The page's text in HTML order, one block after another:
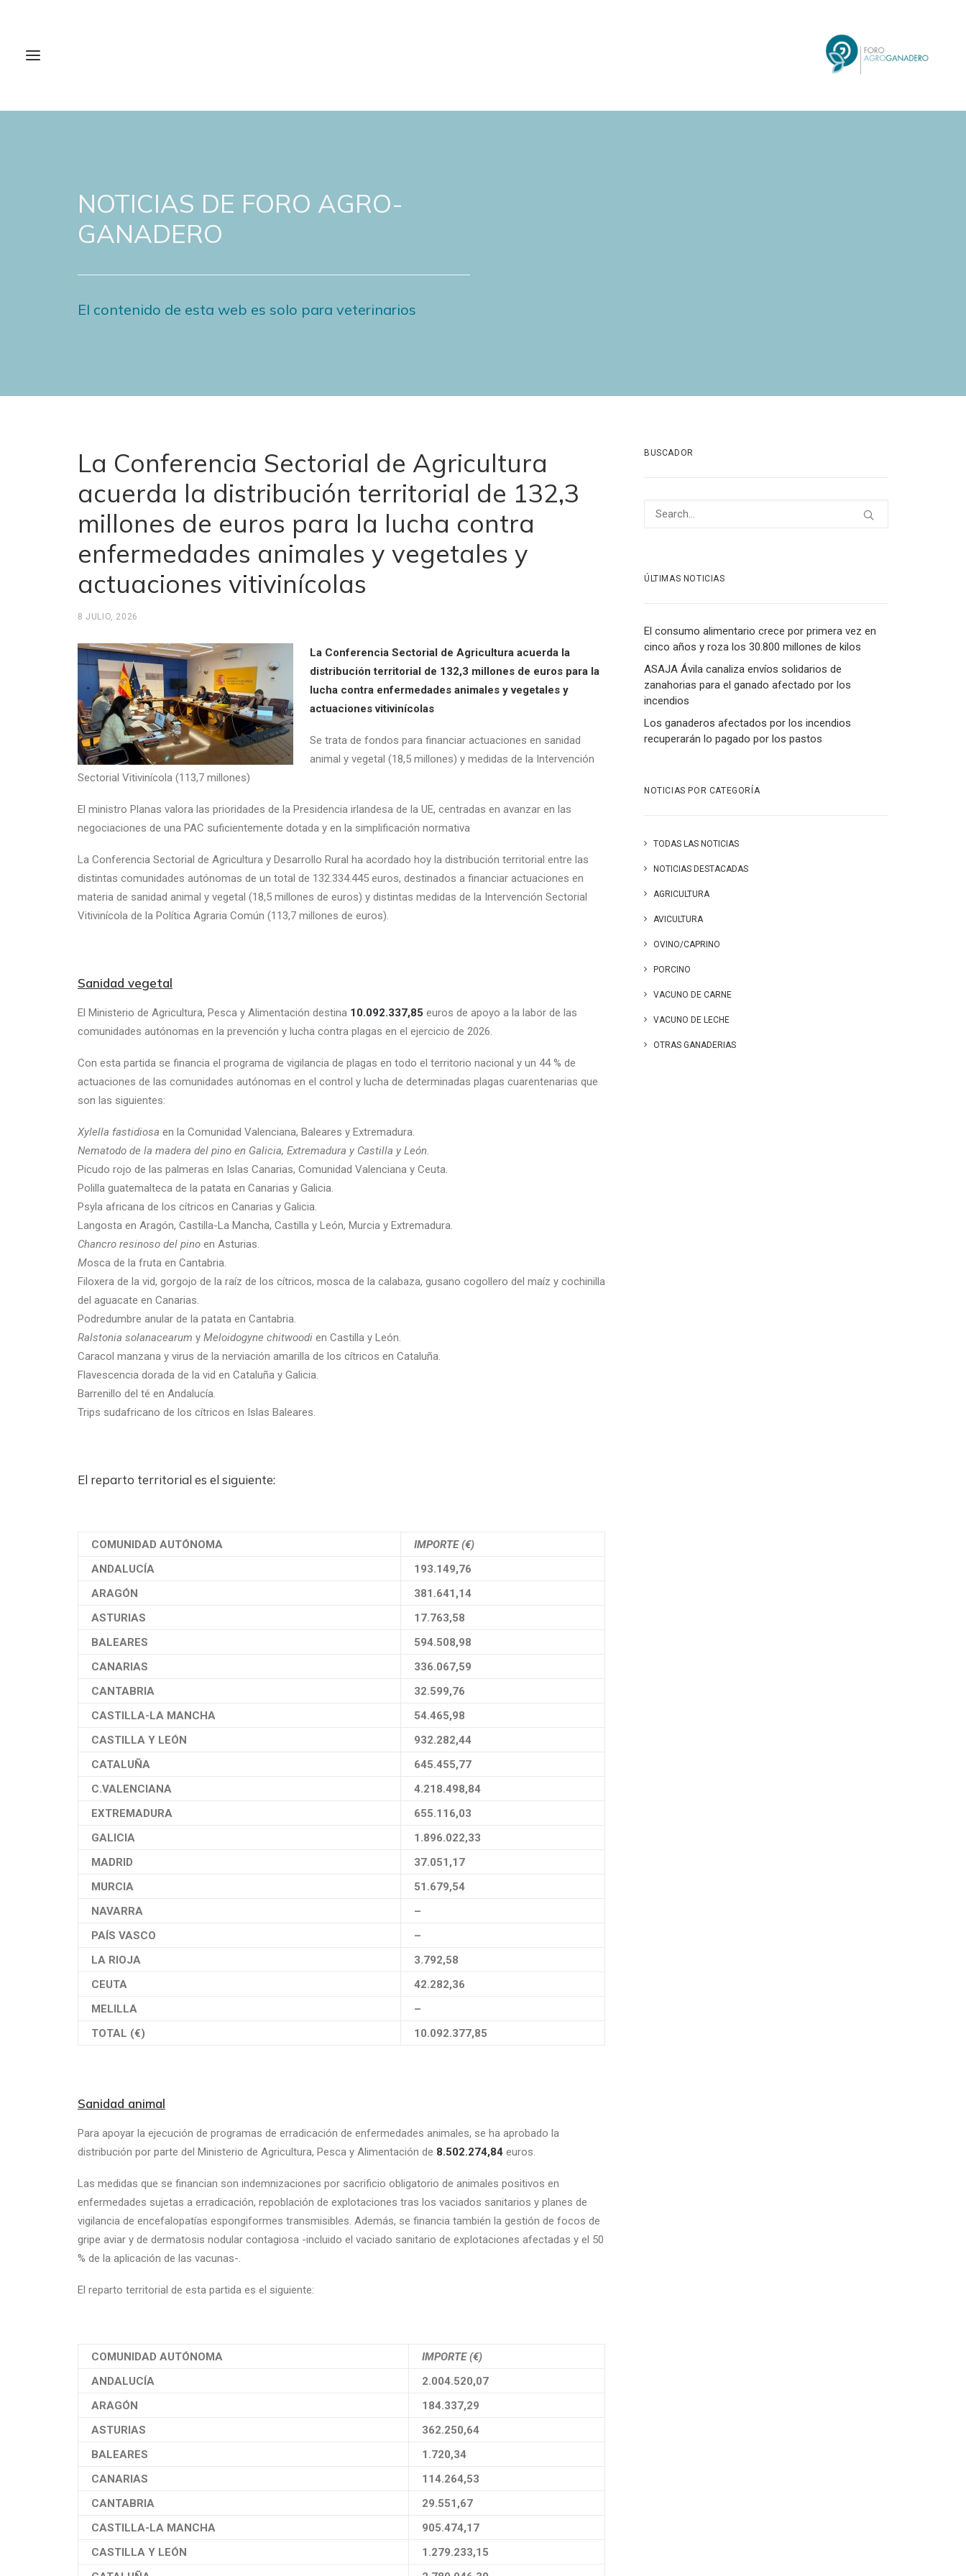
NOTICIAS DE FORO AGRO-
GANADERO
El contenido de esta web es solo para veterinarios
La Conferencia Sectorial de Agricultura
acuerda la distribución territorial de 132,3
millones de euros para la lucha contra
enfermedades animales y vegetales y
actuaciones vitivinícolas
8 JULIO, 2026
La Conferencia Sectorial de Agricultura acuerda la
distribución territorial de 132,3 millones de euros para la
lucha contra enfermedades animales y vegetales y
actuaciones vitivinícolas
Se trata de fondos para financiar actuaciones en sanidad
animal y vegetal (18,5 millones) y medidas de la Intervención
Sectorial Vitivinícola (113,7 millones)
El ministro Planas valora las prioridades de la Presidencia irlandesa de la UE, centradas en avanzar en las
negociaciones de una PAC suficientemente dotada y en la simplificación normativa
La Conferencia Sectorial de Agricultura y Desarrollo Rural ha acordado hoy la distribución territorial entre las
distintas comunidades autónomas de un total de 132.334.445 euros, destinados a financiar actuaciones en
materia de sanidad animal y vegetal (18,5 millones de euros) y distintas medidas de la Intervención Sectorial
Vitivinícola de la Política Agraria Común (113,7 millones de euros).
Sanidad vegetal
El Ministerio de Agricultura, Pesca y Alimentación destina 10.092.337,85 euros de apoyo a la labor de las
comunidades autónomas en la prevención y lucha contra plagas en el ejercicio de 2026.
Con esta partida se financia el programa de vigilancia de plagas en todo el territorio nacional y un 44 % de
actuaciones de las comunidades autónomas en el control y lucha de determinadas plagas cuarentenarias que
son las siguientes:
Xylella fastidiosa en la Comunidad Valenciana, Baleares y Extremadura.
Nematodo de la madera del pino en Galicia, Extremadura y Castilla y León.
Picudo rojo de las palmeras en Islas Canarias, Comunidad Valenciana y Ceuta.
Polilla guatemalteca de la patata en Canarias y Galicia.
Psyla africana de los cítricos en Canarias y Galicia.
Langosta en Aragón, Castilla-La Mancha, Castilla y León, Murcia y Extremadura.
Chancro resinoso del pino en Asturias.
Mosca de la fruta en Cantabria.
Filoxera de la vid, gorgojo de la raíz de los cítricos, mosca de la calabaza, gusano cogollero del maíz y cochinilla
del aguacate en Canarias.
Podredumbre anular de la patata en Cantabria.
Ralstonia solanacearum y Meloidogyne chitwoodi en Castilla y León.
Caracol manzana y virus de la nerviación amarilla de los cítricos en Cataluña.
Flavescencia dorada de la vid en Cataluña y Galicia.
Barrenillo del té en Andalucía.
Trips sudafricano de los cítricos en Islas Baleares.
El reparto territorial es el siguiente:
COMUNIDAD AUTÓNOMA
IMPORTE (€)
ANDALUCÍA
193.149,76
ARAGÓN
381.641,14
ASTURIAS
17.763,58
BALEARES
594.508,98
CANARIAS
336.067,59
CANTABRIA
32.599,76
CASTILLA-LA MANCHA
54.465,98
CASTILLA Y LEÓN
932.282,44
CATALUÑA
645.455,77
C.VALENCIANA
4.218.498,84
EXTREMADURA
655.116,03
GALICIA
1.896.022,33
MADRID
37.051,17
MURCIA
51.679,54
NAVARRA
–
PAÍS VASCO
–
LA RIOJA
3.792,58
CEUTA
42.282,36
MELILLA
–
TOTAL (€)
10.092.377,85
Sanidad animal
Para apoyar la ejecución de programas de erradicación de enfermedades animales, se ha aprobado la
distribución por parte del Ministerio de Agricultura, Pesca y Alimentación de 8.502.274,84 euros.
Las medidas que se financian son indemnizaciones por sacrificio obligatorio de animales positivos en
enfermedades sujetas a erradicación, repoblación de explotaciones tras los vaciados sanitarios y planes de
vigilancia de encefalopatías espongiformes transmisibles. Además, se financia también la gestión de focos de
gripe aviar y de dermatosis nodular contagiosa -incluido el vaciado sanitario de explotaciones afectadas y el 50
% de la aplicación de las vacunas-.
El reparto territorial de esta partida es el siguiente:
COMUNIDAD AUTÓNOMA
IMPORTE (€)
ANDALUCÍA
2.004.520,07
ARAGÓN
184.337,29
ASTURIAS
362.250,64
BALEARES
1.720,34
CANARIAS
114.264,53
CANTABRIA
29.551,67
CASTILLA-LA MANCHA
905.474,17
CASTILLA Y LEÓN
1.279.233,15
BUSCADOR
ÚLTIMAS NOTICIAS
El consumo alimentario crece por primera vez en
cinco años y roza los 30.800 millones de kilos
ASAJA Ávila canaliza envíos solidarios de
zanahorias para el ganado afectado por los
incendios
Los ganaderos afectados por los incendios
recuperarán lo pagado por los pastos
NOTICIAS POR CATEGORÍA
TODAS LAS NOTICIAS
NOTICIAS DESTACADAS
AGRICULTURA
AVICULTURA
OVINO/CAPRINO
PORCINO
VACUNO DE CARNE
VACUNO DE LECHE
OTRAS GANADERIAS